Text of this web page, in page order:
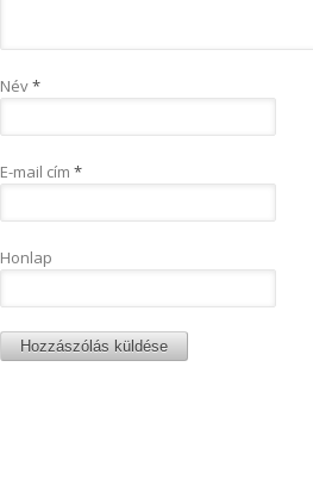
Név*
E-mail cím *
Honlap